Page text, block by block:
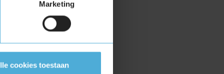
Marketing
cookies toestaan